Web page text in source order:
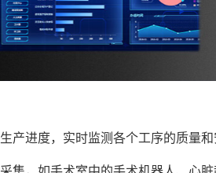
产进度，实时监测各个工序的质量和